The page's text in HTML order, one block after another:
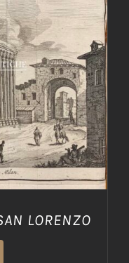
/ DETTAGLI
LORENZO